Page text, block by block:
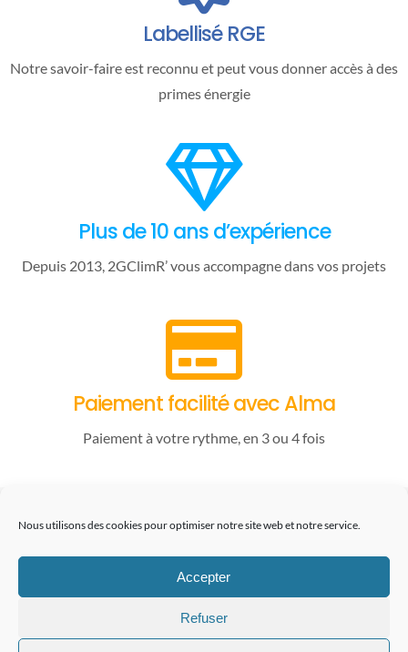
Nous utilisons des cookies pour optimiser notre site web et notre service.
Accepter
Refuser
Labellisé RGE
Notre savoir-faire est reconnu et peut vous donner accès à des
primes énergie
Plus de 10 ans d’expérience
Depuis 2013, 2GClimR’ vous accompagne dans vos projets
Paiement facilité avec Alma
Paiement à votre rythme, en 3 ou 4 fois